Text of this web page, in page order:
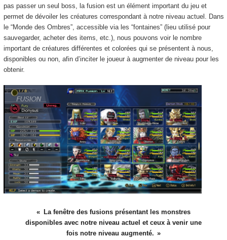
pas passer un seul boss, la fusion est un élément important du jeu et
permet de dévoiler les créatures correspondant à notre niveau actuel. Dans
le “Monde des Ombres”, accessible via les “fontaines” (lieu utilisé pour
sauvegarder, acheter des items, etc.), nous pouvons voir le nombre
important de créatures différentes et colorées qui se présentent à nous,
disponibles ou non, afin d’inciter le joueur à augmenter de niveau pour les
obtenir.
La fenêtre des fusions présentant les monstres
disponibles avec notre niveau actuel et ceux à venir une
fois notre niveau augmenté.